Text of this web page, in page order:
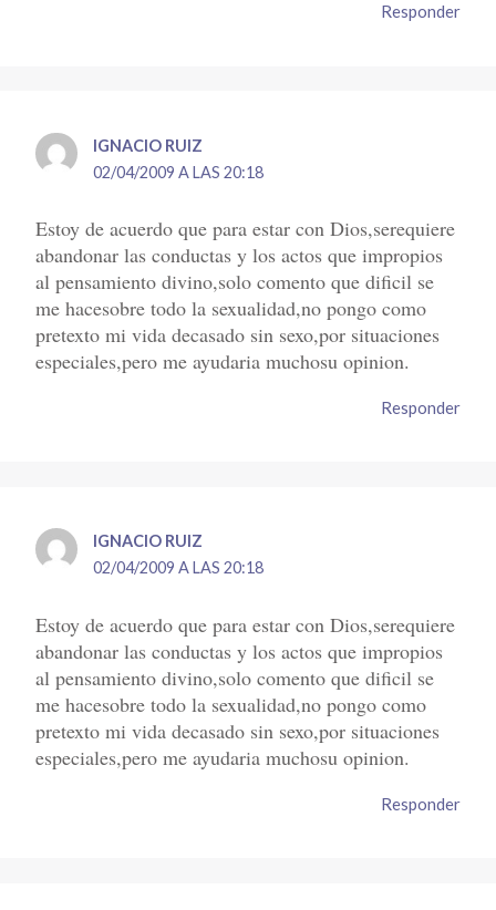
Responder
IGNACIO RUIZ
02/04/2009 A LAS 20:18
Estoy de acuerdo que para estar con Dios,serequiere
abandonar las conductas y los actos que impropios
al pensamiento divino,solo comento que dificil se
me hacesobre todo la sexualidad,no pongo como
pretexto mi vida decasado sin sexo,por situaciones
especiales,pero me ayudaria muchosu opinion.
Responder
IGNACIO RUIZ
02/04/2009 A LAS 20:18
Estoy de acuerdo que para estar con Dios,serequiere
abandonar las conductas y los actos que impropios
al pensamiento divino,solo comento que dificil se
me hacesobre todo la sexualidad,no pongo como
pretexto mi vida decasado sin sexo,por situaciones
especiales,pero me ayudaria muchosu opinion.
Responder